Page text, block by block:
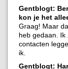
Gentblogt:
kon je het
Graag! Maar
heb gedaan. Ik
contacten
ik.
Gentblogt: